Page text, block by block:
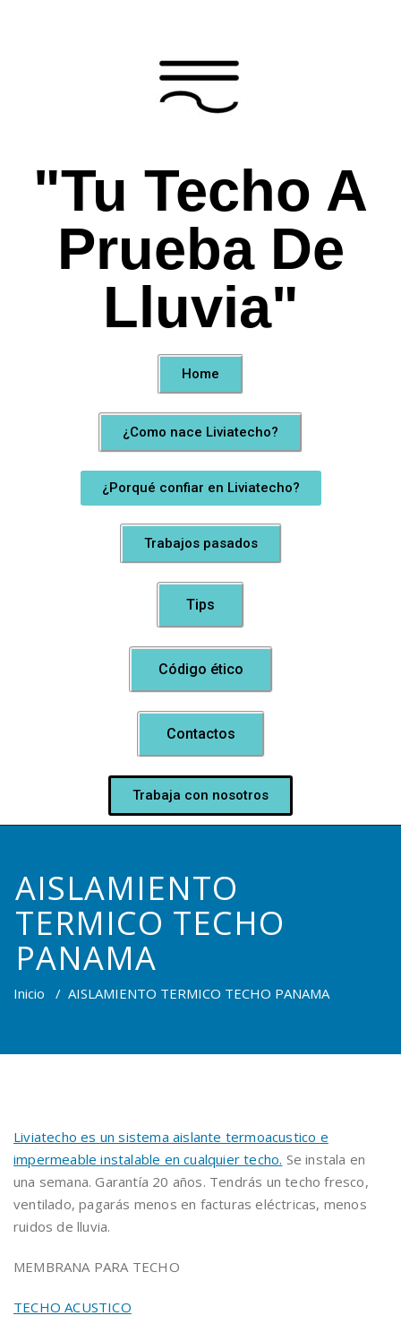
"Tu Techo A
Prueba De
Lluvia"
Home
¿Como nace Liviatecho?
¿Porqué confiar en Liviatecho?
Trabajos pasados
Tips
Código ético
Contactos
Trabaja con nosotros
AISLAMIENTO
TERMICO TECHO
PANAMA
Inicio / AISLAMIENTO TERMICO TECHO PANAMA
Liviatecho es un sistema aislante termoacustico e
impermeable instalable en cualquier techo. Se instala en
una semana. Garantía 20 años. Tendrás un techo fresco,
ventilado, pagarás menos en facturas eléctricas, menos
ruidos de lluvia.
MEMBRANA PARA TECHO
TECHO ACUSTICO